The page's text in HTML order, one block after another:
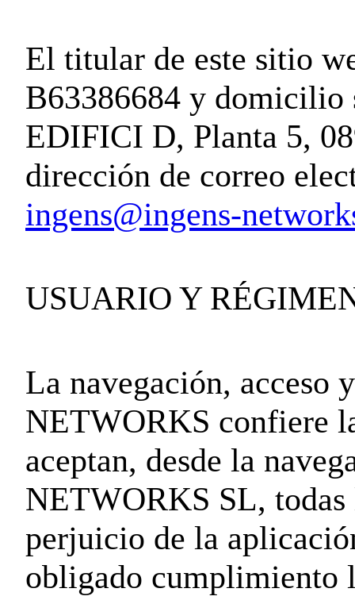
El titular de este sitio
B63386684 y
EDIFICI D, Planta 5,
dirección de correo
ingens@ingens-
USUARIO Y
La navegación, acceso
NETWORKS confiere
aceptan, desde la
NETWORKS SL, todas
perjuicio de la
obligado cumplimiento